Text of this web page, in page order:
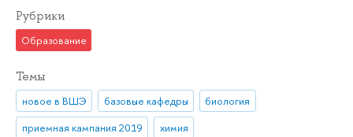
Рубрики
Образование
Темы
новое в ВШЭ базовые кафедры
биология
приемная кампания 2019
химия